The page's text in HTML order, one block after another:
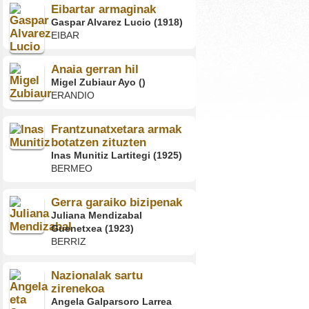
Eibartar armaginak
Gaspar Alvarez Lucio (1918)
EIBAR
Anaia gerran hil
Migel Zubiaur Ayo ()
ERANDIO
Frantzunatxetara armak
botatzen zituzten
Inas Munitiz Lartitegi (1925)
BERMEO
Gerra garaiko bizipenak
Juliana Mendizabal
Guenetxea (1923)
BERRIZ
Nazionalak sartu
zirenekoa
Angela Galparsoro Larrea